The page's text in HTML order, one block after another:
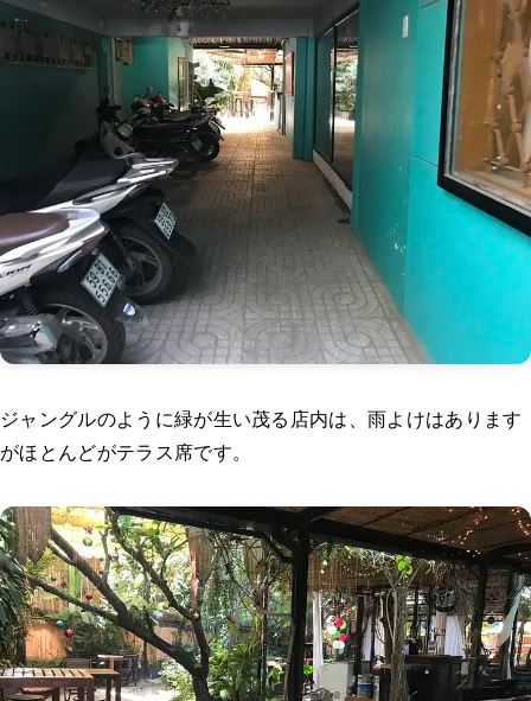
ジャングルのように緑が生い茂る店内は、雨よけはあります
がほとんどがテラス席です。